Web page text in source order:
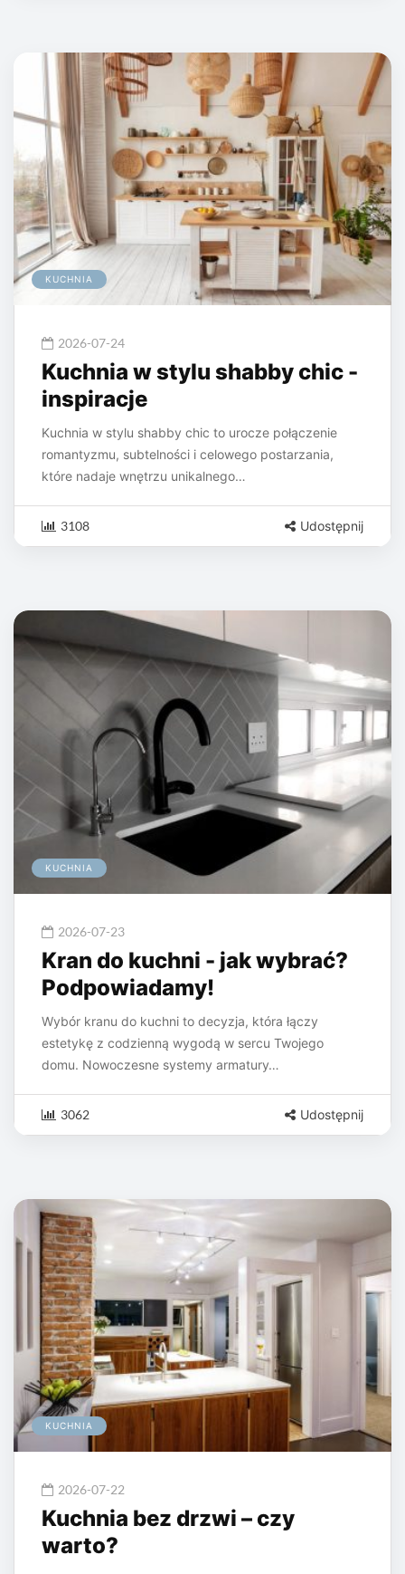
KUCHNIA
2026-07-24
Kuchnia w stylu shabby chic -
inspiracje
Kuchnia w stylu shabby chic to urocze połączenie
romantyzmu, subtelności i celowego postarzania,
które nadaje wnętrzu unikalnego…
3108 Udostępnij
KUCHNIA
2026-07-23
Kran do kuchni - jak wybrać?
Podpowiadamy!
Wybór kranu do kuchni to decyzja, która łączy
estetykę z codzienną wygodą w sercu Twojego
domu. Nowoczesne systemy armatury…
3062 Udostępnij
KUCHNIA
2026-07-22
Kuchnia bez drzwi – czy
warto?